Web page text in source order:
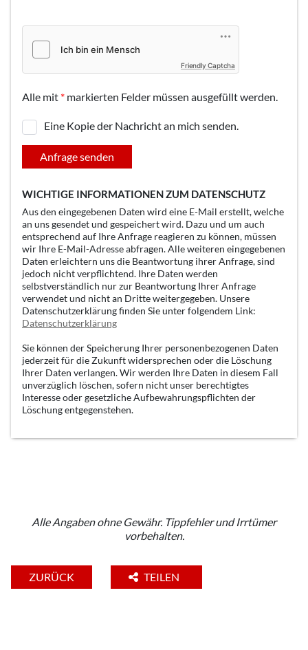
Friendly Captcha
Alle mit * markierten Felder müssen ausgefüllt werden.
Eine Kopie der Nachricht an mich senden.
Anfrage senden
WICHTIGE INFORMATIONEN ZUM DATENSCHUTZ
Aus den eingegebenen Daten wird eine E-Mail erstellt, welche
an uns gesendet und gespeichert wird. Dazu und um auch
entsprechend auf Ihre Anfrage reagieren zu können, müssen
wir Ihre E-Mail-Adresse abfragen. Alle weiteren eingegebenen
Daten erleichtern uns die Beantwortung ihrer Anfrage, sind
jedoch nicht verpflichtend. Ihre Daten werden
selbstverständlich nur zur Beantwortung Ihrer Anfrage
verwendet und nicht an Dritte weitergegeben. Unsere
Datenschutzerklärung finden Sie unter folgendem Link:
Datenschutzerklärung
Sie können der Speicherung Ihrer personenbezogenen Daten
jederzeit für die Zukunft widersprechen oder die Löschung
Ihrer Daten verlangen. Wir werden Ihre Daten in diesem Fall
unverzüglich löschen, sofern nicht unser berechtigtes
Interesse oder gesetzliche Aufbewahrungspflichten der
Löschung entgegenstehen.
Alle Angaben ohne Gewähr. Tippfehler und Irrtümer
vorbehalten.
ZURÜCK TEILEN